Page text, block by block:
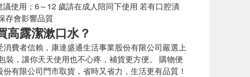
使用；6～12 歲請在成人陪同下使用 若有口腔潰
存會影響品質
高露潔漱口水？
費者信賴，康達盛通生活事業股份有限公司嚴選上
，讓你天天使用也不心疼，補貨更方便。 購物便
有限公司門市取貨，省時又省力，生活更有品質！